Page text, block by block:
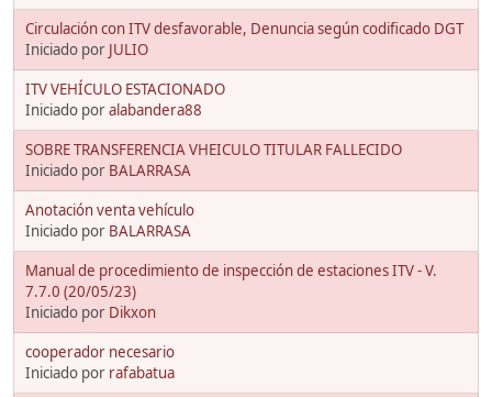
Circulación con ITV desfavorable, Denuncia según codificado DGT
Iniciado por JULIO
ITV VEHÍCULO ESTACIONADO
Iniciado poralabandera88
SOBRE TRANSFERENCIA VHEICULO TITULAR FALLECIDO
Iniciado por BALARRASA
Anotación venta vehículo
Iniciado por BALARRASA
Manual de procedimiento de inspección de estaciones ITV - V.
7.7.0 (20/05/23)
Iniciado por Dikxon
cooperador necesario
Iniciado por rafabatua